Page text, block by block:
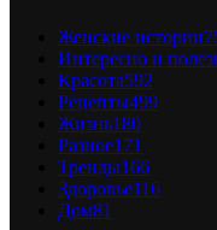
Женские истории
Интересно и
Красота592
Рецепты499
Жизнь180
Разное171
Тренды166
Здоровье116
Дом81